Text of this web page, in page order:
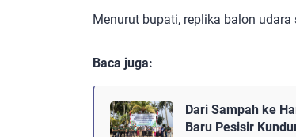
Menurut bupati, replika balon
Baca juga:
Dari Sampah ke
Baru Pesisir